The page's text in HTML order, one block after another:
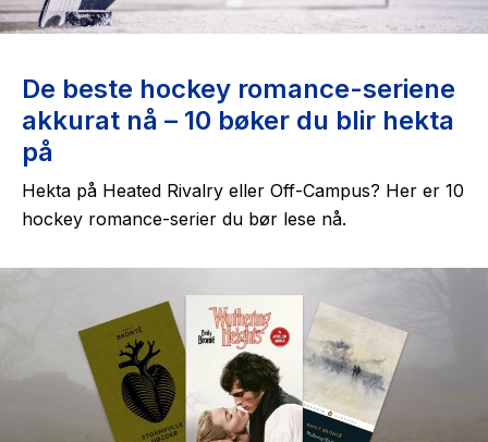
De beste hockey romance-seriene
akkurat nå – 10 bøker du blir hekta
på
Hekta på Heated Rivalry eller Off-Campus? Her er 10
hockey romance-serier du bør lese nå.